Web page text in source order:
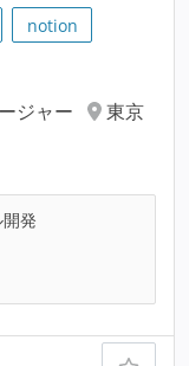
notion
ジャー
東京
発